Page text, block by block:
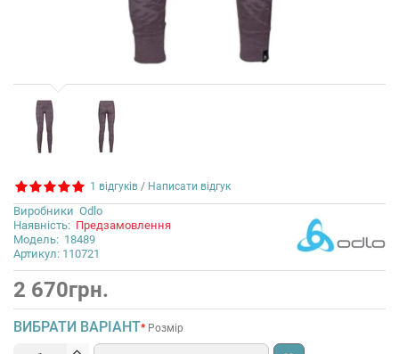
1 відгуків / Написати відгук
Виробники Odlo
Наявність: Предзамовлення
Модель: 18489
Артикул: 110721
2 670грн.
ВИБРАТИ ВАРІАНТ Розмір